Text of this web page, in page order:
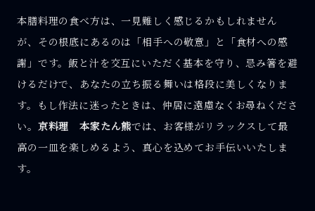
本膳料理の食べ方は、一見難しく感じるかもしれません
が、その根底にあるのは「相手への敬意」と「食材への感
謝」です。飯と汁を交互にいただく基本を守り、忌み箸を避
けるだけで、あなたの立ち振る舞いは格段に美しくなりま
す。もし作法に迷ったときは、仲居に遠慮なくお尋ねくださ
い。 京料理 本家たん熊では、お客様がリラックスして最
高の一皿を楽しめるよう、真心を込めてお手伝いいたしま
す。